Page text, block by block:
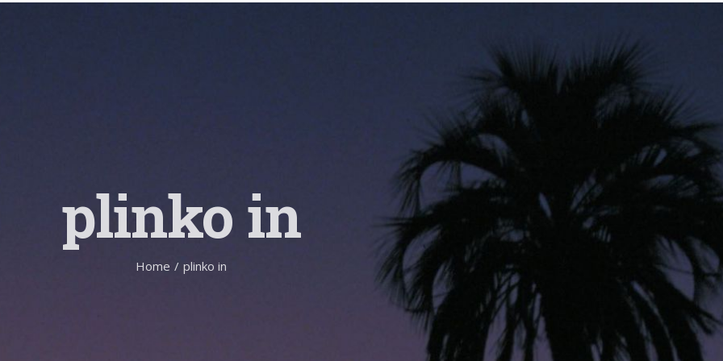
plinko in
Home / plinko in